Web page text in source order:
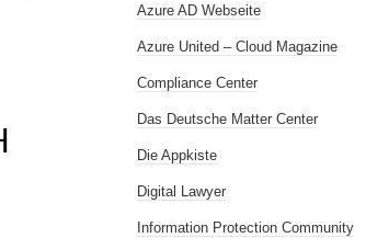
Azure AD Webseite
Azure United – Cloud Magazine
Compliance Center
Das Deutsche Matter Center
Die Appkiste
Digital Lawyer
Information Protection Community